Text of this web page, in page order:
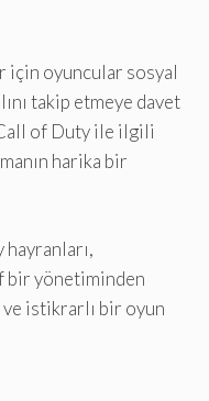
için oyuncular sosyal
takip etmeye davet
of Duty ile ilgili
harika bir
bir yönetiminden
istikrarlı bir oyun